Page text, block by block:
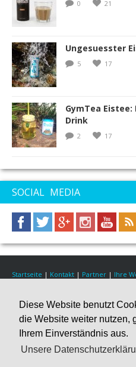
Diese Website benutzt
die Website weiter nutzen,
Ihrem Einverständnis aus.
Unsere
0 21
Ungesuesster
5 17
GymTea
Drink
2 17
SOCIAL MEDIA
Startseite | Kontakt | Partner | Ihre
Über Healthy Fitness
Wir veröffentlichen Fitness Rezepte
Muskelaufbau oder Fettverbrennung
Carb, Shakes & Weight Gainer,